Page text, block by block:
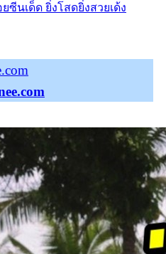
นเด็ด ยิ่งโสดยิ่งสวยเด้ง